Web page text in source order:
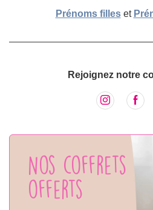
Prénoms filleset
Rejoignez notre
Nos coffrets
offerts